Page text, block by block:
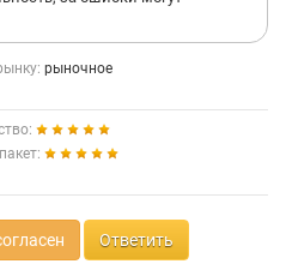
рыночное
Ответить